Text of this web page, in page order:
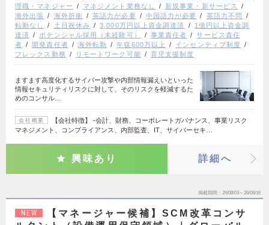
理職・マネジャー
マネジメント業務なし
新規事業・新サービス
海外出張
海外折衝 英語力が必要 中国語力が必要
英語力不問
転勤なし
土日祝休み 3,000万円以上資金調達済
1億円以上資金調
達済
ポテンシャル採用（未経験可） 事業責任者
サービス責任
者
開発責任者 海外転勤 年収600万以上
インセンティブ制度
フレックス勤務
リモートワーク可能 育児支援制度
ますます高度化するサイバー攻撃や内部情報漏えいといった
情報セキュリティリスクに対して、そのリスクを軽減するた
めのコンサル…
会社概要
【会社特徴】 ‐会計、財務、コーポレートガバナンス、事業リスク
マネジメント、コンプライアンス、内部監査、IT、サイバーセキ…
興味あり 詳細へ
掲載期間 26/08/03～26/08/16
NEW
【マネージャー候補】SCM改革コンサ